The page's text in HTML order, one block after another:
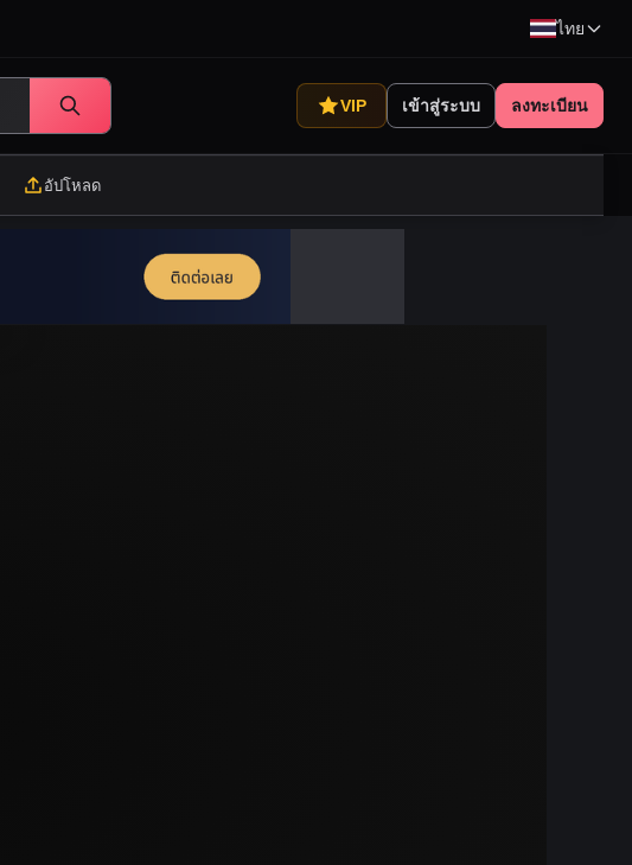
ไทย
VIP เข้าสู่ระบบ ลงทะเบียน
อัปโหลด